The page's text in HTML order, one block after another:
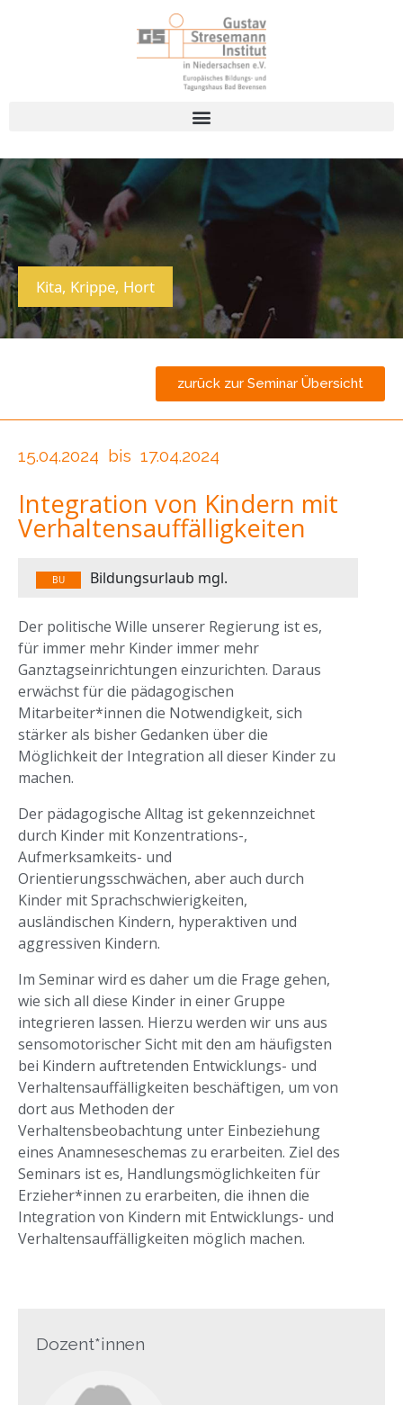
Kita, Krippe, Hort
zurück zur Seminar Übersicht
15.04.2024 bis 17.04.2024
Integration von Kindern mit
Verhaltensauffälligkeiten
BU Bildungsurlaub mgl.
Der politische Wille unserer Regierung ist es,
für immer mehr Kinder immer mehr
Ganztagseinrichtungen einzurichten. Daraus
erwächst für die pädagogischen
Mitarbeiter*innen die Notwendigkeit, sich
stärker als bisher Gedanken über die
Möglichkeit der Integration all dieser Kinder zu
machen.
Der pädagogische Alltag ist gekennzeichnet
durch Kinder mit Konzentrations-,
Aufmerksamkeits- und
Orientierungsschwächen, aber auch durch
Kinder mit Sprachschwierigkeiten,
ausländischen Kindern, hyperaktiven und
aggressiven Kindern.
Im Seminar wird es daher um die Frage gehen,
wie sich all diese Kinder in einer Gruppe
integrieren lassen. Hierzu werden wir uns aus
sensomotorischer Sicht mit den am häufigsten
bei Kindern auftretenden Entwicklungs- und
Verhaltensauffälligkeiten beschäftigen, um von
dort aus Methoden der
Verhaltensbeobachtung unter Einbeziehung
eines Anamneseschemas zu erarbeiten. Ziel des
Seminars ist es, Handlungsmöglichkeiten für
Erzieher*innen zu erarbeiten, die ihnen die
Integration von Kindern mit Entwicklungs- und
Verhaltensauffälligkeiten möglich machen.
Dozent*innen